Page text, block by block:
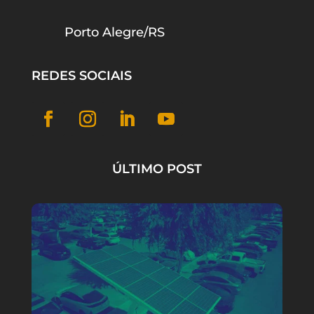
Porto Alegre/RS
REDES SOCIAIS
ÚLTIMO POST